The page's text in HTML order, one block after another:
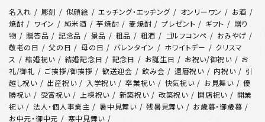
名入れ 彫刻 似顔絵 エッチング・エッヂング オンリーワン
お酒
焼酎
ワイン 純米酒 芋焼酎 麦焼酎 プレゼント ギフト
贈り
物
贈答品 記念品 景品 粗品 粗酒 ゴルフコンペ
おみやげ
敬老の日
父の日 母の日 バレンタイン ホワイトデー
クリスマ
ス
結婚祝い 結婚記念日 記念日 お誕生日 お祝い/御祝い
お
礼/御礼
ご挨拶/御挨拶 歓送迎会 飲み会 還暦祝い 内祝い
引
越し祝い
出産祝い 入学祝い 卒業祝い 快気祝い お見舞い
優
勝祝い
受賞祝い 上棟祝い 新築祝い 改築祝い 開店祝い
開業
祝い
法人・個人事業主 暑中見舞い 残暑見舞い
お歳暮・御歳暮
お中元・御中元
寒中見舞い